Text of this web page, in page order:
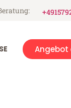
Angebot